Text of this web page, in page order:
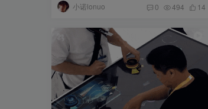
小诺lonuo 0 494 14